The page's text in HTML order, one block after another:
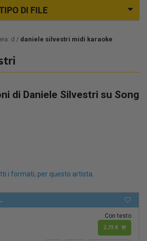
DI FILE
d daniele silvestri midi karaoke
di Daniele Silvestri su Song
i formati, per questo artista.
Con testo
2,19 €